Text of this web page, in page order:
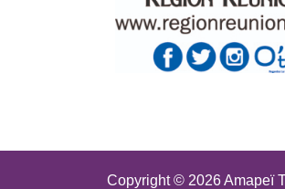
Copyright © 2026 Amapeï